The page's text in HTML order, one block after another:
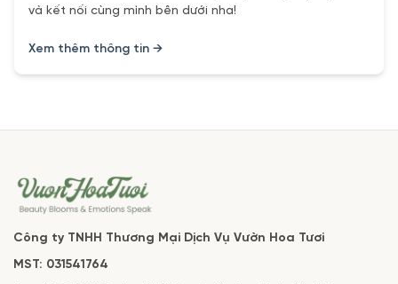
và kết nối cùng mình bên dưới nha!
Xem thêm thông tin →
Công ty TNHH Thương Mại Dịch Vụ Vườn Hoa Tươi
MST: 031541764